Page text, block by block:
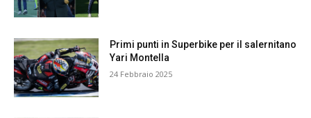
Primi punti in Superbike per il salernitano
Yari Montella
24 Febbraio 2025